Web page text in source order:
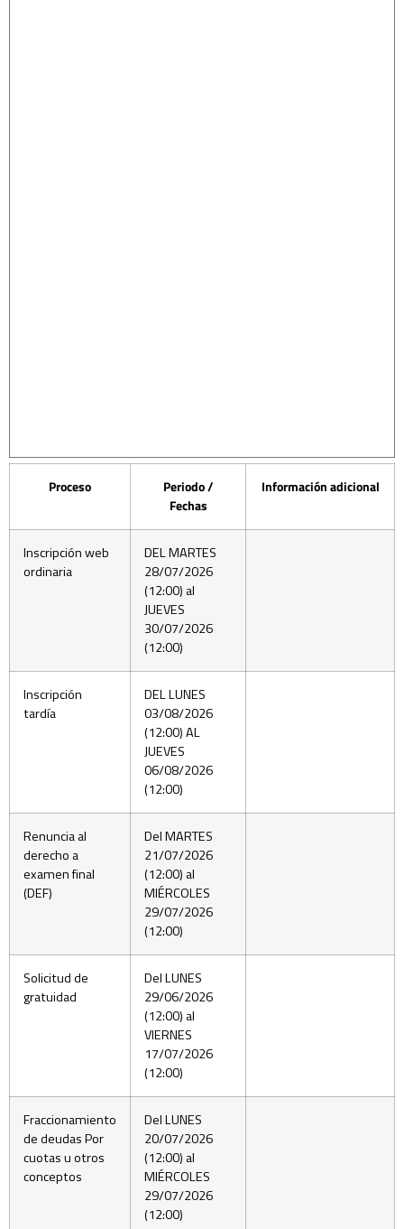
Proceso
Periodo /
Fechas
Información adicional
Inscripción web
ordinaria
DEL MARTES
28/07/2026
(12:00) al
JUEVES
30/07/2026
(12:00)
Inscripción
tardía
DEL LUNES
03/08/2026
(12:00) AL
JUEVES
06/08/2026
(12:00)
Renuncia al
derecho a
examen final
(DEF)
Del MARTES
21/07/2026
(12:00) al
MIÉRCOLES
29/07/2026
(12:00)
Solicitud de
gratuidad
Del LUNES
29/06/2026
(12:00) al
VIERNES
17/07/2026
(12:00)
Fraccionamiento
de deudas Por
cuotas u otros
conceptos
Del LUNES
20/07/2026
(12:00) al
MIÉRCOLES
29/07/2026
(12:00)